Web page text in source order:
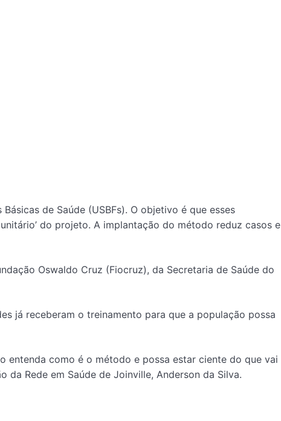
de Saúde (USBFs). O objetivo é que esses
do projeto. A implantação do método reduz casos e
Oswaldo Cruz (Fiocruz), da Secretaria de Saúde do
já receberam o treinamento para que a população possa
entenda como é o método e possa estar ciente do que vai
Rede em Saúde de Joinville, Anderson da Silva.